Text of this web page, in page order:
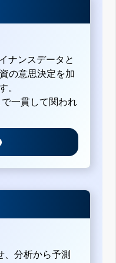
ナンスデータと
の意思決定を加
。
一貫して関われ
分析から予測